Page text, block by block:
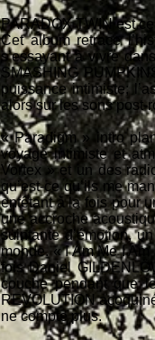
PARADOX TWIN est
Cet album retrace
s’essayant à vivre
SMASHING
puissance intimiste;
alors sur les sons post-
« Paradigm » intro
voyage intimiste et
Vortex » et un des
qu’est-ce qu’ils me
entêtant à la fois pour
une accroche
suintante d’émotion,
monde. « I Am Me I
fois Daniel
couche pendant que
REVOLUTION
ne compte plus.